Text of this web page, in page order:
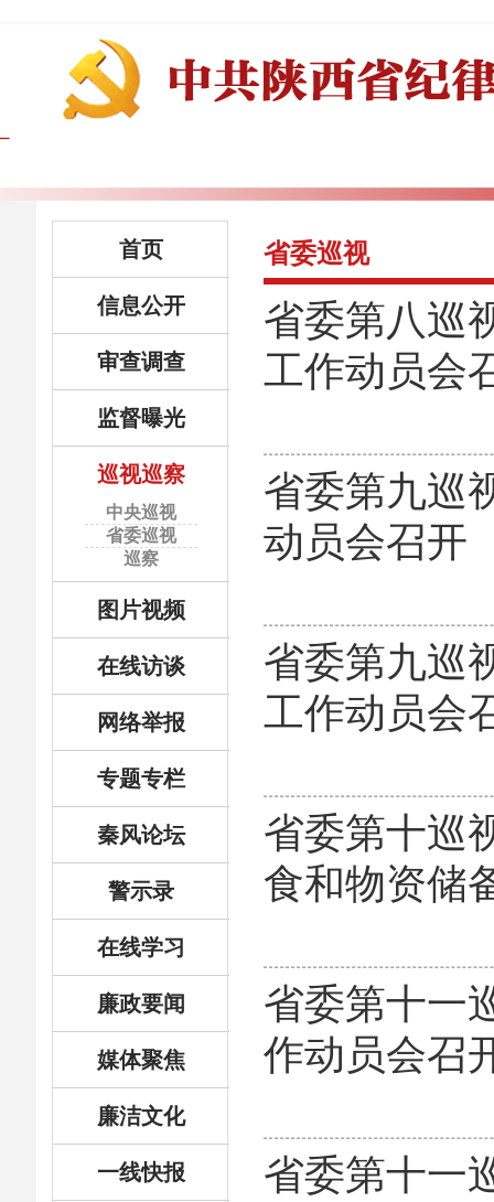
首页
信息公开
审查调查
监督曝光
巡视巡察
中央巡视
省委巡视
巡察
图片视频
在线访谈
网络举报
专题专栏
秦风论坛
警示录
在线学习
廉政要闻
媒体聚焦
廉洁文化
一线快报
省委巡视
省委第八巡
工作动员会
省委第九巡
动员会召开
省委第九巡
工作动员会
省委第十巡
食和物资储
省委第十一
作动员会召
省委第十一